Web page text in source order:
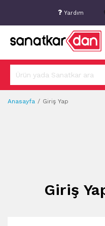
Yardım
Anasayfa Giriş Yap
Giriş